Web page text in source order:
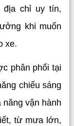
địa chỉ uy tín,
khi muốn
xe.
phân phối tại
chiếu sáng
vận hành
từ mưa lớn,